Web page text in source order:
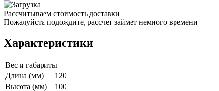
Рассчитываем стоимость доставки
Пожалуйста подождите, рассчет займет немного времени
Характеристики
Вес и габариты
Длина (мм)
120
Высота (мм)
100